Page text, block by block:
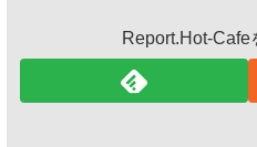
Report.Hot-Cafe